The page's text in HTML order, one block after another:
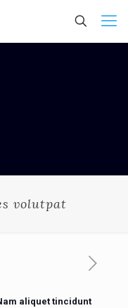
volutpat
aliquet tincidunt